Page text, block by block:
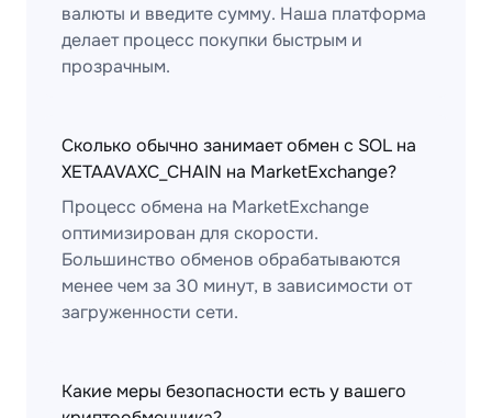
валюты и введите сумму. Наша платформа
делает процесс покупки быстрым и
прозрачным.
Сколько обычно занимает обмен с SOL на
XETAAVAXC_CHAIN на MarketExchange?
Процесс обмена на MarketExchange
оптимизирован для скорости.
Большинство обменов обрабатываются
менее чем за 30 минут, в зависимости от
загруженности сети.
Какие меры безопасности есть у вашего